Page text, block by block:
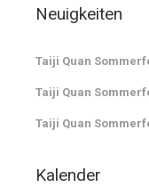
Neuigkeiten
Taiji Quan
Taiji Quan
Taiji Quan
Kalender